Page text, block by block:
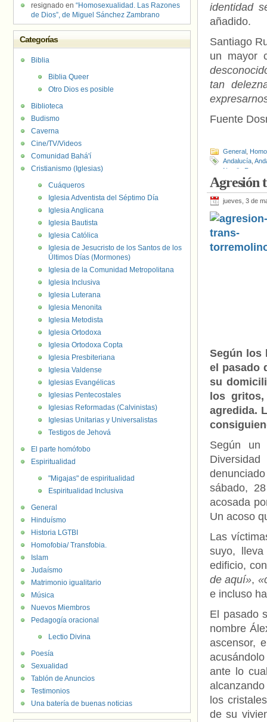
identidad
añadido.
Santiago
un mayor
tan
Fuente
General
Andalucía
Natalia Ronco
Agresión
jueves, 3 de
Según los
el pasado
su
los
agredida.
Según un
sábado,
acosada
Un acoso
Las
suyo,
edificio,
de aquí»,
e incluso
El pasado
nombre
ascensor,
ante lo
los
de su
resignado en “Homosexualidad. Las Razones
de Dios”, de Miguel Sánchez Zambrano
Categorías
Biblia
Biblia Queer
Otro Dios es posible
Biblioteca
Budismo
Caverna
Cine/TV/Videos
Comunidad Bahá'í
Cristianismo (Iglesias)
Cuáqueros
Iglesia Adventista del Séptimo Día
Iglesia Anglicana
Iglesia Bautista
Iglesia Católica
Iglesia de Jesucristo de los Santos de los
Últimos Días (Mormones)
Iglesia de la Comunidad Metropolitana
Iglesia Inclusiva
Iglesia Luterana
Iglesia Menonita
Iglesia Metodista
Iglesia Ortodoxa
Iglesia Ortodoxa Copta
Iglesia Presbiteriana
Iglesia Valdense
Iglesias Evangélicas
Iglesias Pentecostales
Iglesias Reformadas (Calvinistas)
Iglesias Unitarias y Universalistas
Testigos de Jehová
El parte homófobo
Espiritualidad
"Migajas" de espiritualidad
Espiritualidad Inclusiva
General
Hinduísmo
Historia LGTBI
Homofobia/ Transfobia.
Islam
Judaísmo
Matrimonio igualitario
Música
Nuevos Miembros
Pedagogía oracional
Lectio Divina
Poesía
Sexualidad
Tablón de Anuncios
Testimonios
Una batería de buenas noticias